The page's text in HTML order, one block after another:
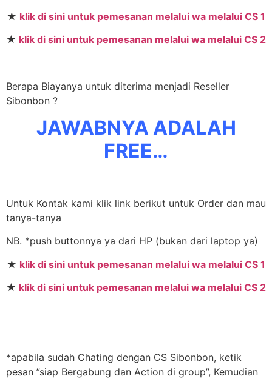
★ klik di sini untuk pemesanan melalui wa melalui CS 1
★ klik di sini untuk pemesanan melalui wa melalui CS 2
Berapa Biayanya untuk diterima menjadi Reseller
Sibonbon ?
JAWABNYA ADALAH
FREE…
Untuk Kontak kami klik link berikut untuk Order dan mau
tanya-tanya
NB. *push buttonnya ya dari HP (bukan dari laptop ya)
★ klik di sini untuk pemesanan melalui wa melalui CS 1
★ klik di sini untuk pemesanan melalui wa melalui CS 2
*apabila sudah Chating dengan CS Sibonbon, ketik
pesan ”siap Bergabung dan Action di group”, Kemudian